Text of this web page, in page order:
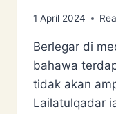
1 April 2024
Berlegar di
bahawa
tidak akan
Lailatulqadar